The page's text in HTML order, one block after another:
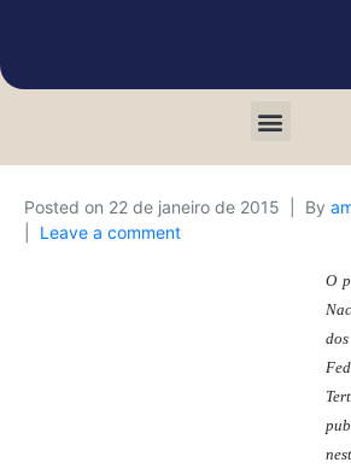
Posted on 22 de janeiro de 2015 By
Leave a comment
O